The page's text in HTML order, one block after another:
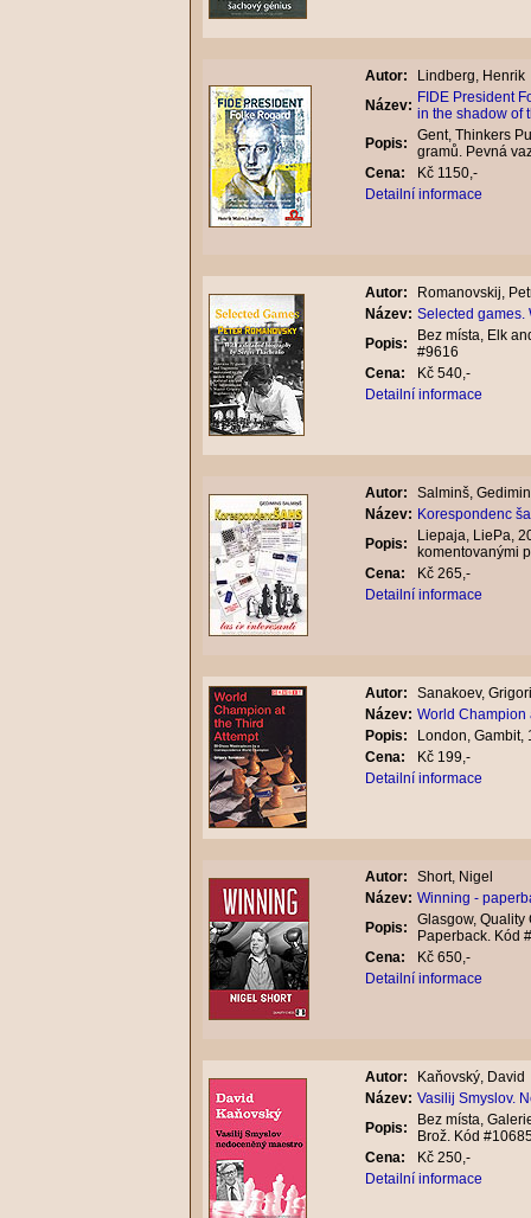
Autor:
Lindberg, Henrik
Název: FIDE President
in the shadow of
Popis:
Gent, Thinkers
gramů. Pevná
Cena:
Kč 1150,-
Detailní informace
Autor:
Romanovskij,
Název: Selected games.
Popis:
Bez místa, Elk
#9616
Cena:
Kč 540,-
Detailní informace
Autor:
Salminš,
Název: Korespondenc
Popis:
Liepaja, LiePa,
komentovanými
Cena:
Kč 265,-
Detailní informace
Autor:
Sanakoev,
Název: World Champion
Popis:
London, Gambit,
Cena:
Kč 199,-
Detailní informace
Autor:
Short, Nigel
Název: Winning -
Popis:
Glasgow, Quality
Paperback. Kód
Cena:
Kč 650,-
Detailní informace
Autor:
Kaňovský, David
Název: Vasilij Smyslov.
Popis:
Bez místa,
Brož. Kód
Cena:
Kč 250,-
Detailní informace